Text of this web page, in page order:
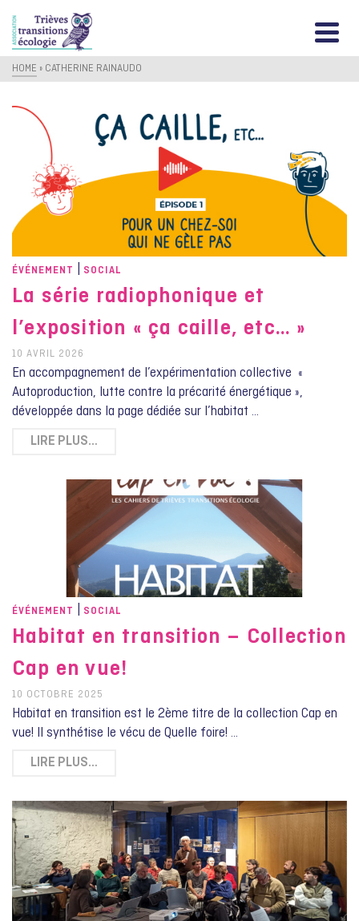
HOME » CATHERINE RAINAUDO
ÉVÉNEMENT SOCIAL
La série radiophonique et
l’exposition « ça caille, etc… »
10 AVRIL 2026
En accompagnement de l’expérimentation collective «
Autoproduction, lutte contre la précarité énergétique »,
développée dans la page dédiée sur l’habitat …
LIRE PLUS…
ÉVÉNEMENT SOCIAL
Habitat en transition – Collection
Cap en vue!
10 OCTOBRE 2025
Habitat en transition est le 2ème titre de la collection Cap en
vue! Il synthétise le vécu de Quelle foire! …
LIRE PLUS…